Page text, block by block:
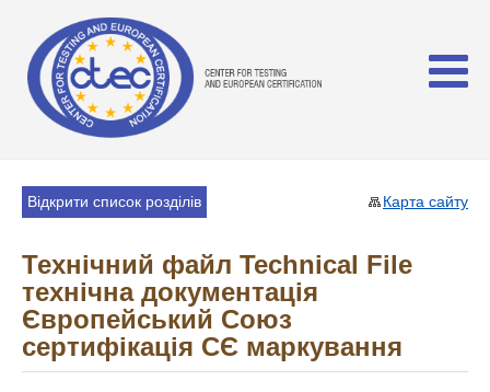
Карта сайту
Відкрити список розділів
Технічний файл Technical File
технічна документація
Європейський Союз
сертифікація СЄ маркування